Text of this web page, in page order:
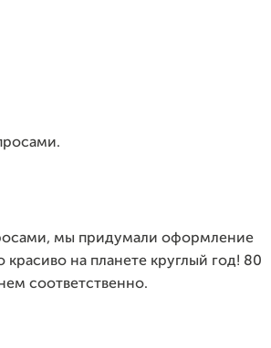
мы придумали оформление
на планете круглый год! 80
соответственно.